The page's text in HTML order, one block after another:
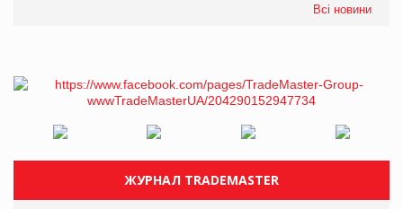
Всі новини
ЖУРНАЛ TRADEMASTER